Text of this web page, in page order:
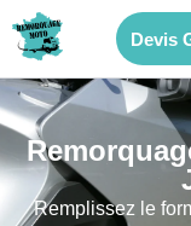
Devis
Remplissez le